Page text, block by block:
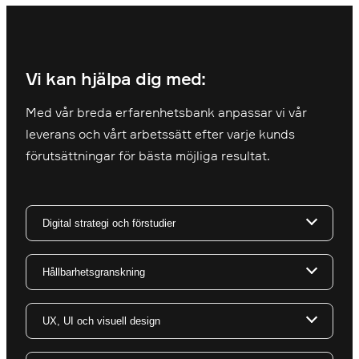
Vi kan hjälpa dig med:
Med vår breda erfarenhetsbank anpassar vi vår
leverans och vårt arbetssätt efter varje kunds
förutsättningar för bästa möjliga resultat.
Digital strategi och förstudier
En digital strategi är grunden i din långsiktiga
digitala planering och en gedigen strategi
lägger grunden för att kunna ta beslut om,
planera för, implementera, och kontinuerligt
Hållbarhetsgranskning
Hållbarhet är viktigt, även i det digitala
landskapet. Med Epinovas
UX, UI och visuell design